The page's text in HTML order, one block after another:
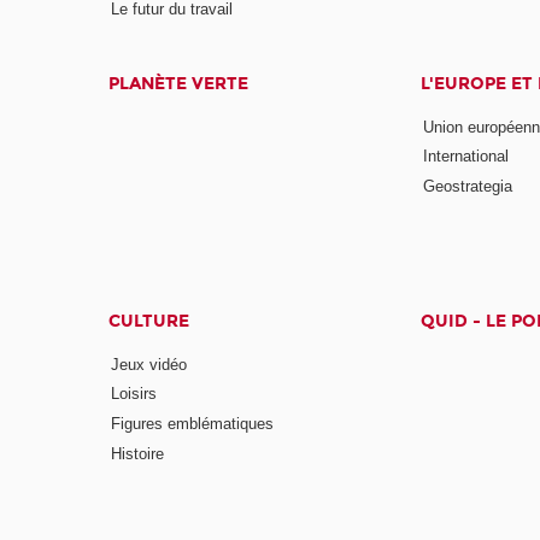
Le futur du travail
PLANÈTE VERTE L'EUROPE
Union
International
Geostrategia
CULTURE
Jeux vidéo
Loisirs
Figures emblématiques
Histoire
QUID - LE